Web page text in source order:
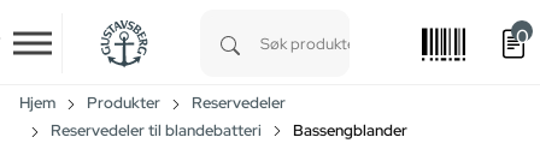
Skip to main content
0
Hjem Produkter
Reservedeler
Reservedeler til blandebatteri
Bassengblander